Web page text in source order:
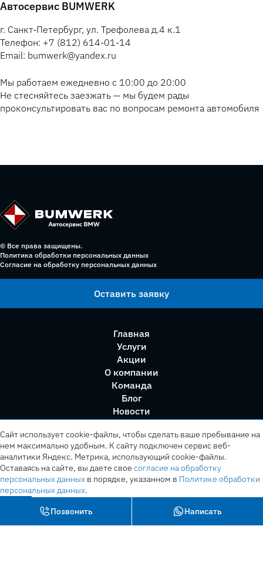
Автосервис BUMWERK
г. Санкт-Петербург, ул. Трефолева д.4 к.1
Телефон: +7 (812) 614-01-14
Email: bumwerk@yandex.ru
Мы работаем ежедневно с 10:00 до 20:00
Не стесняйтесь заезжать — мы будем рады
проконсультировать вас по вопросам ремонта автомобиля
© Все права защищены.
Политика обработки персональных данных
Согласие на обработку персональных данных
Оставить заявку
Главная
Услуги
Акции
О компании
Команда
Блог
Новости
Позвонить Написать
Сайт использует cookie-файлы, чтобы сделать ваше пребывание на
нем максимально удобным. К cайту подключен сервис веб-
аналитики Яндекс. Метрика, использующий cookie-файлы.
Оставаясь на сайте, вы даете свое согласие на обработку
персональных данных в порядке, указанном в Политике обработки
персональных данных.